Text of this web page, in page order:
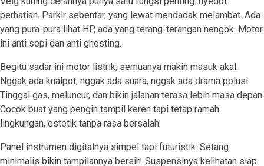
perhatian. Parkir sebentar, yang lewat mendadak melambat. Ada
yang pura-pura lihat HP, ada yang terang-terangan nengok. Motor
ini anti sepi dan anti ghosting.
Begitu sadar ini motor listrik, semuanya makin masuk akal.
Nggak ada knalpot, nggak ada suara, nggak ada drama polusi.
Tinggal gas, meluncur, dan bikin jalanan terasa lebih masa depan.
Cocok buat yang pengin tampil keren tapi tetap ramah
lingkungan, estetik tanpa rasa bersalah.
Panel instrumen digitalnya simpel tapi futuristik. Setang
minimalis bikin tampilannya bersih. Suspensinya kelihatan siap